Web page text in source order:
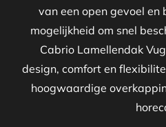
van een open gevoel en
mogelijkheid om snel
Cabrio Lamellendak
design, comfort en
hoogwaardige